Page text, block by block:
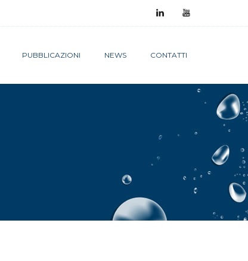
PUBBLICAZIONI NEWS CONTATTI